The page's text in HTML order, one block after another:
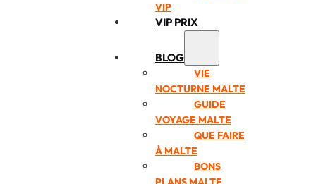
VIP
VIP PRIX
BLOG
VIE
NOCTURNE MALTE
GUIDE
VOYAGE MALTE
QUE FAIRE
À MALTE
BONS